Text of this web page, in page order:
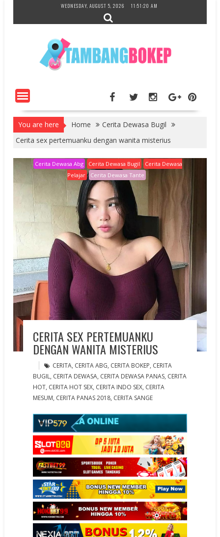
content
WEDNESDAY, AUGUST 5, 2026 11:51:21 AM
You are here Home
Cerita Dewasa Bugil
Cerita sex pertemuanku dengan wanita misterius
Cerita Dewasa Abg Cerita Dewasa Bugil
Cerita Dewasa
Pelajar
Cerita Dewasa Tante
CERITA SEX PERTEMUANKU
DENGAN WANITA MISTERIUS
CERITA, CERITA ABG, CERITA BOKEP, CERITA
BUGIL, CERITA DEWASA, CERITA DEWASA PANAS, CERITA
HOT, CERITA HOT SEX, CERITA INDO SEX, CERITA
MESUM, CERITA PANAS 2018, CERITA SANGE